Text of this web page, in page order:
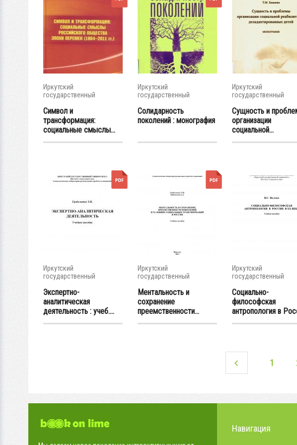
Иркутский
государственный
Символ и
трансформация:
социальные смыслы...
Иркутский
государственный
Солидарность
поколений : монография
Иркутский
государственный
Сущность и
организации
социальной...
Иркутский
государственный
Экспертно-
аналитическая
деятельность : учеб....
Иркутский
государственный
Ментальность и
сохранение
преемственности...
Иркутский
государственный
Социально-
философская
антропология в
в XX...
1
Навигация